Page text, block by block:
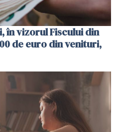
în vizorul Fiscului din
de euro din venituri,